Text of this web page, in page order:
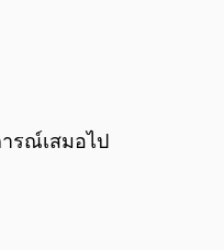
รณ์เสมอไป